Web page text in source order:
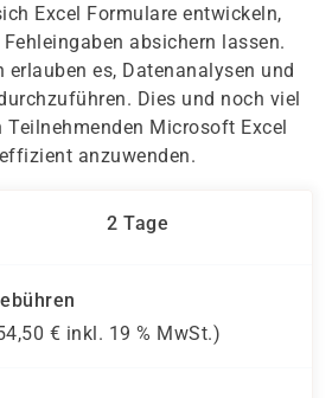
Excel Formulare entwickeln,
absichern lassen.
erlauben es, Datenanalysen und
Dies und noch viel
Microsoft Excel
anzuwenden.
2 Tage
€ inkl. 19 % MwSt.)